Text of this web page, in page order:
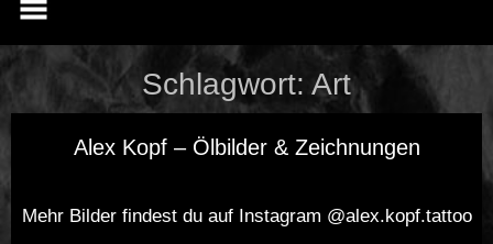
Schlagwort: Art
Alex Kopf – Ölbilder & Zeichnungen
Mehr Bilder findest du auf Instagram @alex.kopf.tattoo